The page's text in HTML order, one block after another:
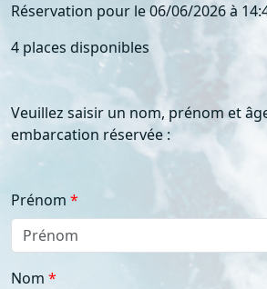
Réservation pour le 06/06/2026 à
4 places disponibles
Veuillez saisir un nom, prénom et
embarcation réservée :
Prénom
Nom